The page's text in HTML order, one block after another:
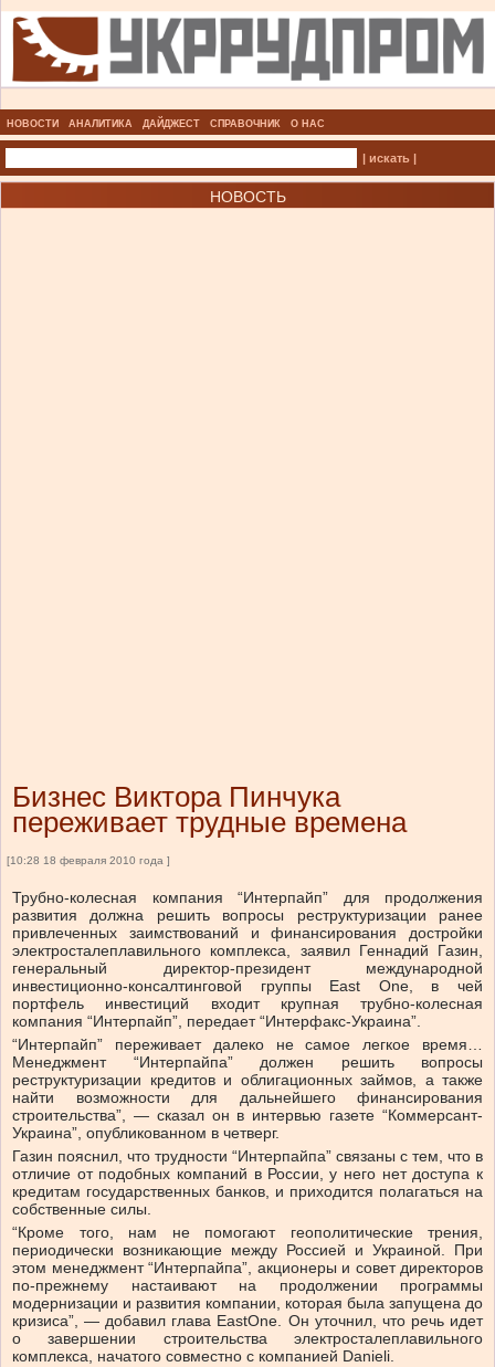
НОВОСТИ АНАЛИТИКА ДАЙДЖЕСТ СПРАВОЧНИК О НАС
| искать |
НОВОСТЬ
Бизнес Виктора Пинчука
переживает трудные времена
[10:28 18 февраля 2010 года ]
Трубно-колесная компания “Интерпайп” для продолжения
развития должна решить вопросы реструктуризации ранее
привлеченных заимствований и финансирования достройки
электросталеплавильного комплекса, заявил Геннадий Газин,
генеральный директор-президент международной
инвестиционно-консалтинговой группы East One, в чей
портфель инвестиций входит крупная трубно-колесная
компания “Интерпайп”, передает “Интерфакс-Украина”.
“Интерпайп” переживает далеко не самое легкое время…
Менеджмент “Интерпайпа” должен решить вопросы
реструктуризации кредитов и облигационных займов, а также
найти возможности для дальнейшего финансирования
строительства”, — сказал он в интервью газете “Коммерсант-
Украина”, опубликованном в четверг.
Газин пояснил, что трудности “Интерпайпа” связаны с тем, что в
отличие от подобных компаний в России, у него нет доступа к
кредитам государственных банков, и приходится полагаться на
собственные силы.
“Кроме того, нам не помогают геополитические трения,
периодически возникающие между Россией и Украиной. При
этом менеджмент “Интерпайпа”, акционеры и совет директоров
по-прежнему настаивают на продолжении программы
модернизации и развития компании, которая была запущена до
кризиса”, — добавил глава EastOne. Он уточнил, что речь идет
о завершении строительства электросталеплавильного
комплекса, начатого совместно с компанией Danieli.